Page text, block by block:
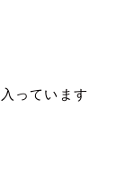
っています